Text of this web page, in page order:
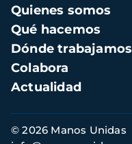
Navegación
principal
Quienes somos
Qué hacemos
Dónde trabajamos
Colabora
Actualidad
Información
© 2026 Manos Unidas